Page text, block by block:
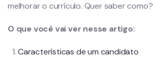
melhorar o currículo. Quer saber como?
O que você vai ver nesse artigo:
Características de um candidato